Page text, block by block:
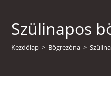
Szülinapos
Kezdőlap > Bögrezóna >